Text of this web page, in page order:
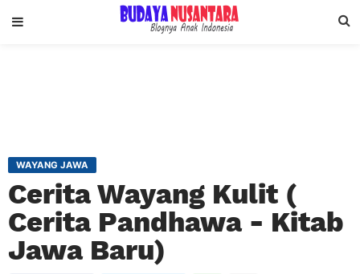
WAYANG JAWA
Cerita Wayang Kulit (
Cerita Pandhawa - Kitab
Jawa Baru)